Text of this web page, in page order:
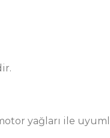
yağları ile